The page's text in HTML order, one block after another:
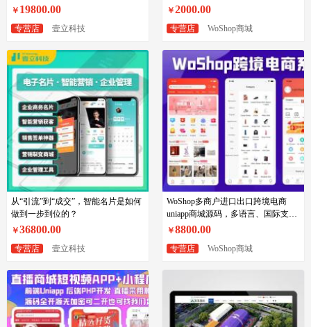
￥ 19800.00
专营店 壹立科技
￥2000.00
专营店 WoShop商城
从“引流”到“成交”，智能名片是如何
做到一步到位的？
￥36800.00
专营店 壹立科技
WoShop多商户进口出口跨境电商
uniapp商城源码，多语言、国际支
付、国际物流，APP+H5源码
￥8800.00
专营店 WoShop商城